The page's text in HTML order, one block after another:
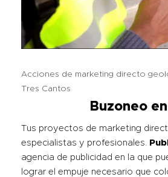
Acciones de marketing directo
Tres Cantos
Buzoneo
Tus proyectos de marketing
especialistas y profesionales.
agencia de publicidad en la que
lograr el empuje necesario que